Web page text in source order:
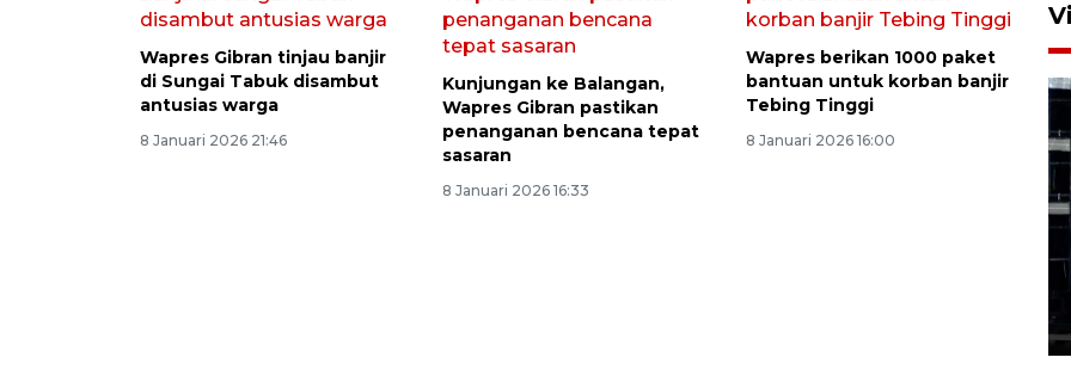
Wapres Gibran tinjau banjir
di Sungai Tabuk disambut
antusias warga
8 Januari 2026 21:46
Kunjungan ke Balangan,
Wapres Gibran pastikan
penanganan bencana tepat
sasaran
8 Januari 2026 16:33
Wapres berikan 1000 paket
bantuan untuk korban banjir
Tebing Tinggi
8 Januari 2026 16:00